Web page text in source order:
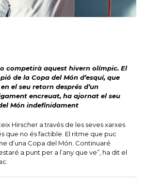
competirà aquest hivern olímpic. El
de la Copa del Món d’esquí, que
el seu retorn després d’un
encreuat, ha ajornat el seu
Món indefinidament
Hirscher a través de les seves xarxes
que no és factible. El ritme que puc
d’una Copa del Món. Continuaré
a punt per a l’any que ve”, ha dit el